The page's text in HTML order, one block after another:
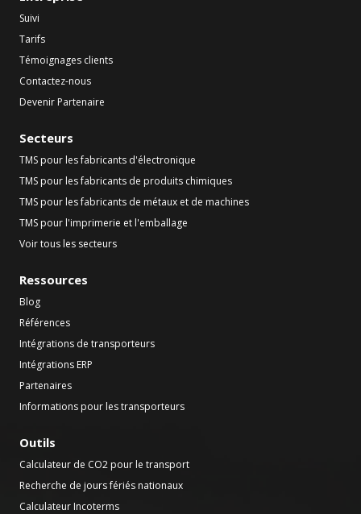
Suivi
Tarifs
Témoignages clients
Contactez-nous
Devenir Partenaire
Secteurs
TMS pour les fabricants d'électronique
TMS pour les fabricants de produits chimiques
TMS pour les fabricants de métaux et de machines
TMS pour l'imprimerie et l'emballage
Voir tous les secteurs
Ressources
Blog
Références
Intégrations de transporteurs
Intégrations ERP
Partenaires
Informations pour les transporteurs
Outils
Calculateur de CO2 pour le transport
Recherche de jours fériés nationaux
Calculateur Incoterms